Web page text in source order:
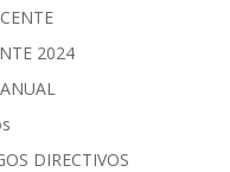
2024
DIRECTIVOS